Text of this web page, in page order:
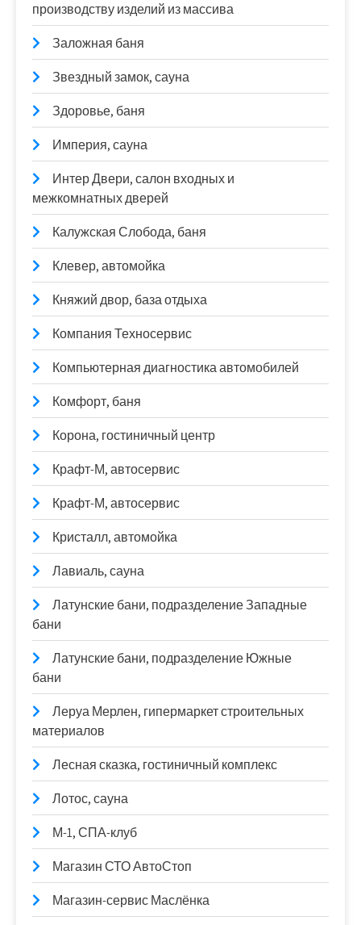
производству изделий из массива
Заложная баня
Звездный замок, сауна
Здоровье, баня
Империя, сауна
Интер Двери, салон входных и
межкомнатных дверей
Калужская Слобода, баня
Клевер, автомойка
Княжий двор, база отдыха
Компания Техносервис
Компьютерная диагностика автомобилей
Комфорт, баня
Корона, гостиничный центр
Крафт-М, автосервис
Крафт-М, автосервис
Кристалл, автомойка
Лавиаль, сауна
Латунские бани, подразделение Западные
бани
Латунские бани, подразделение Южные
бани
Леруа Мерлен, гипермаркет строительных
материалов
Лесная сказка, гостиничный комплекс
Лотос, сауна
М-1, СПА-клуб
Магазин СТО АвтоСтоп
Магазин-сервис Маслёнка